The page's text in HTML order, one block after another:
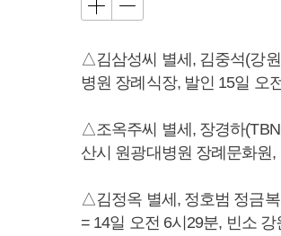
△김삼성씨 별세, 김중석(강
병원 장례식장, 발인 15일 오
△조옥주씨 별세, 장경하
산시 원광대병원 장례문화원,
△김정옥 별세, 정호범 정금
= 14일 오전 6시29분, 빈소